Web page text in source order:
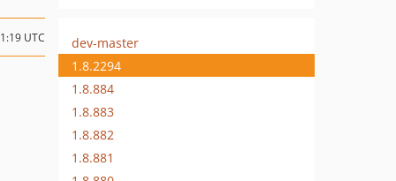
UTC
dev-master
1.8.2294
1.8.884
1.8.883
1.8.882
1.8.881